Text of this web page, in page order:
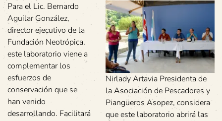
Nirlady Artavia Presidenta de
la Asociación de Pescadores y
Piangüeros Asopez, considera
que este laboratorio abrirá las
Para el Lic. Bernardo
Aguilar González,
director ejecutivo de la
Fundación Neotrópica,
este laboratorio viene a
complementar los
esfuerzos de
conservación que se
han venido
desarrollando. Facilitará